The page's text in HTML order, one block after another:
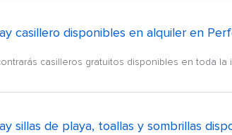
casillero disponibles en alquiler en
casilleros gratuitos disponibles en toda
sillas de playa, toallas y sombrillas